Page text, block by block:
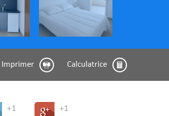
Imprimer Calculatrice
+1 +1